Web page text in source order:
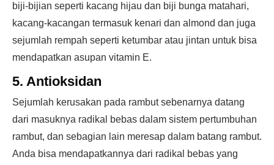
biji-bijian seperti kacang hijau dan biji bunga matahari,
kacang-kacangan termasuk kenari dan almond dan juga
sejumlah rempah seperti ketumbar atau jintan untuk bisa
mendapatkan asupan vitamin E.
5. Antioksidan
Sejumlah kerusakan pada rambut sebenarnya datang
dari masuknya radikal bebas dalam sistem pertumbuhan
rambut, dan sebagian lain meresap dalam batang rambut.
Anda bisa mendapatkannya dari radikal bebas yang